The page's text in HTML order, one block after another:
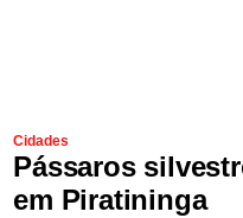
Cidades
Pássaros
em Piratininga